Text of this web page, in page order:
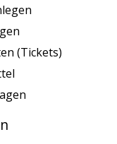
(Tickets)